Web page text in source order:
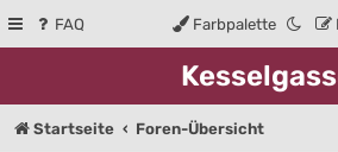
FAQ Farbpalette
Startseite Foren-Übersicht